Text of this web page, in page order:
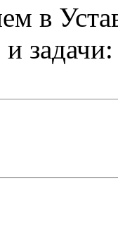
в
задачи: